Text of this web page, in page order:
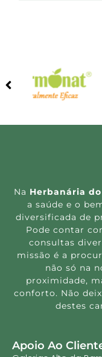
13.19€ 9.89€
Adicionar
25% Desconto!